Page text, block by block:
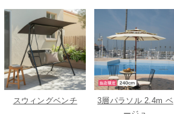
スウィングベンチ
3層パラソル 2.4m ベ